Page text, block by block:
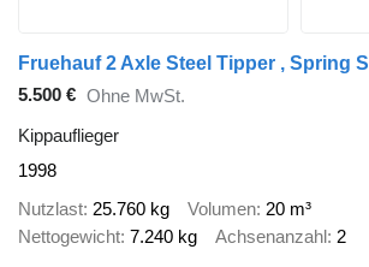
5.500 € Ohne MwSt.
Kippauflieger
1998
Nutzlast 25.760 kg Volumen 20 m³
Nettogewicht 7.240 kg Achsenanzahl 2